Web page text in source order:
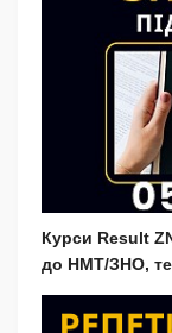
Курси Result
до НМТ/ЗНО,